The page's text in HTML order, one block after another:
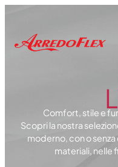
Comfort, stile e
Scopri la nostra
moderno, con o
materiali, nelle